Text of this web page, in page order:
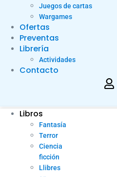
Juegos de cartas
Wargames
Ofertas
Preventas
Librería
Actividades
Contacto
Libros
Fantasía
Terror
Ciencia
ficción
Llibres